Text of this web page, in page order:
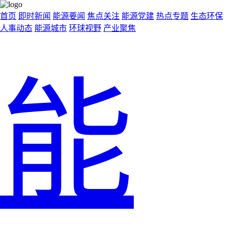
首页 即时新闻 能源要闻 焦点关注 能源党建 热点专题 生态环保
人事动态 能源城市 环球视野 产业聚焦
能